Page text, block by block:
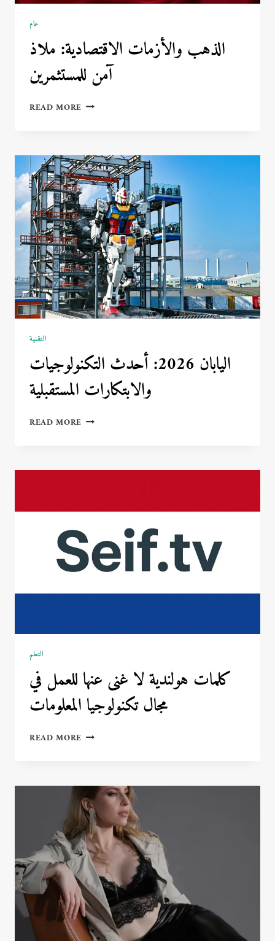
عام
الذهب والأزمات الاقتصادية: ملاذ
آمن للمستثمرين
READ MORE الذهب
آمن
للمستثمرين
التقنية
اليابان 2026: أحدث التكنولوجيات
والابتكارات المستقبلية
READ MORE اليابان
والابتكارات
التعلم
كلمات هولندية لا غنى عنها للعمل في
مجال تكنولوجيا المعلومات
READ MORE كلمات
عنها
للعمل
في
مجال
تكنولوجيا
المعلومات